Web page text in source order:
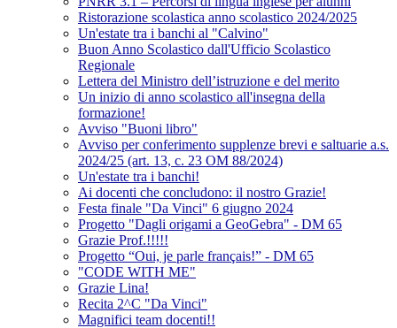
Ristorazione scolastica anno scolastico 2024/2025
Un'estate tra i banchi al "Calvino"
Buon Anno Scolastico dall'Ufficio Scolastico
Regionale
Lettera del Ministro dell’istruzione e del merito
Un inizio di anno scolastico all'insegna della
formazione!
Avviso "Buoni libro"
Avviso per conferimento supplenze brevi e saltuarie a.s.
2024/25 (art. 13, c. 23 OM 88/2024)
Un'estate tra i banchi!
Ai docenti che concludono: il nostro Grazie!
Festa finale "Da Vinci" 6 giugno 2024
Progetto "Dagli origami a GeoGebra" - DM 65
Grazie Prof.!!!!!
Progetto “Oui, je parle français!” - DM 65
"CODE WITH ME"
Grazie Lina!
Recita 2^C "Da Vinci"
Magnifici team docenti!!